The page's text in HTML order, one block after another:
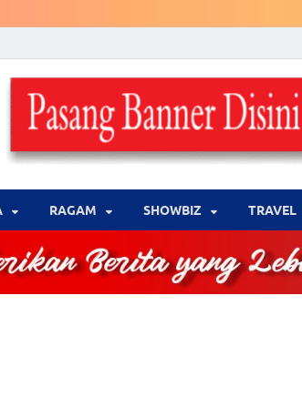
LENSA WARNA .com
Berita yang Lebih Berwarna
‎RAGAM ‎SHOWBIZ ‎TRAVEL